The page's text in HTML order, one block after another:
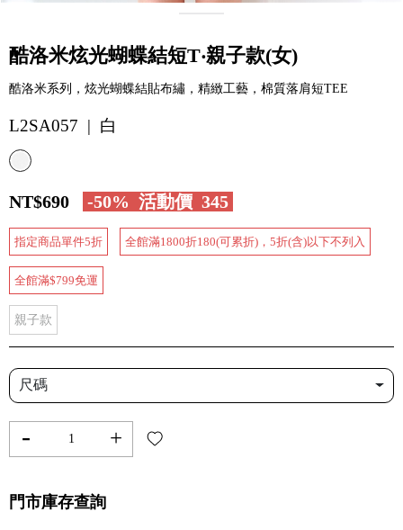
酷洛米炫光蝴蝶結短T‧親子款(女)
酷洛米系列，炫光蝴蝶結貼布繡，精緻工藝，棉質落肩短TEE
L2SA057 | 白
NT$690 -50% 活動價 345
指定商品單件5折 全館滿1800折180(可累折)，5折(含)以下不列入
全館滿$799免運
親子款
尺碼
- +
門市庫存查詢